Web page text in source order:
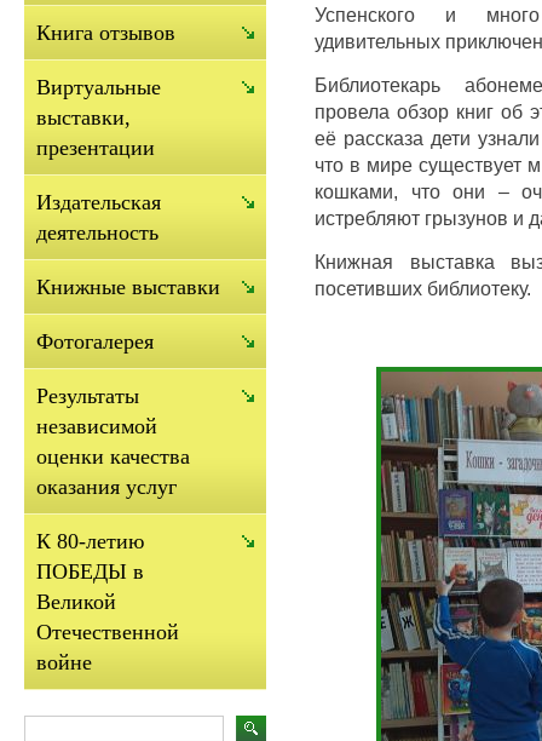
Успенского и
удивительных
Библиотекарь
провела обзор книг об
её рассказа дети
что в мире существует
кошками, что они –
истребляют грызунов и
Книжная выставка
посетивших библиотеку.
Книга отзывов
Виртуальные
выставки,
презентации
Издательская
деятельность
Книжные выставки
Фотогалерея
Результаты
независимой
оценки качества
оказания услуг
К 80-летию
ПОБЕДЫ в
Великой
Отечественной
войне